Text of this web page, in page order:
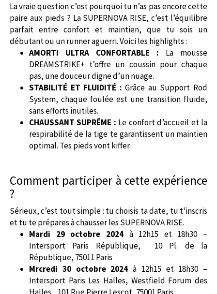
La vraie question c’est pourquoi tu n’as pas encore cette
paire aux pieds ? La SUPERNOVA RISE, c’est l’équilibre
parfait entre confort et maintien, que tu sois un
débutant ou un runner aguerri. Voici les highlights :
AMORTI ULTRA CONFORTABLE : La mousse
DREAMSTRIKE+ t’offre un coussin pour chaque
pas, une douceur digne d’un nuage.
STABILITÉ ET FLUIDITÉ : Grâce au Support Rod
System, chaque foulée est une transition fluide,
sans efforts inutiles.
CHAUSSANT SUPRÊME : Le confort d’accueil et la
respirabilité de la tige te garantissent un maintien
optimal. Tes pieds vont kiffer.
Comment participer à cette expérience
?
Sérieux, c’est tout simple : tu choisis ta date, tu t'inscris
et tu te prépares à chausser les SUPERNOVA RISE.
Mardi 29 octobre 2024à 12h15 et 18h30 –
Intersport Paris République, 10 Pl. de la
République, 75011 Paris
Mrcredi 30 octobre 2024 à 12h15 et 18h30 –
Intersport Paris Les Halles, Westfield Forum des